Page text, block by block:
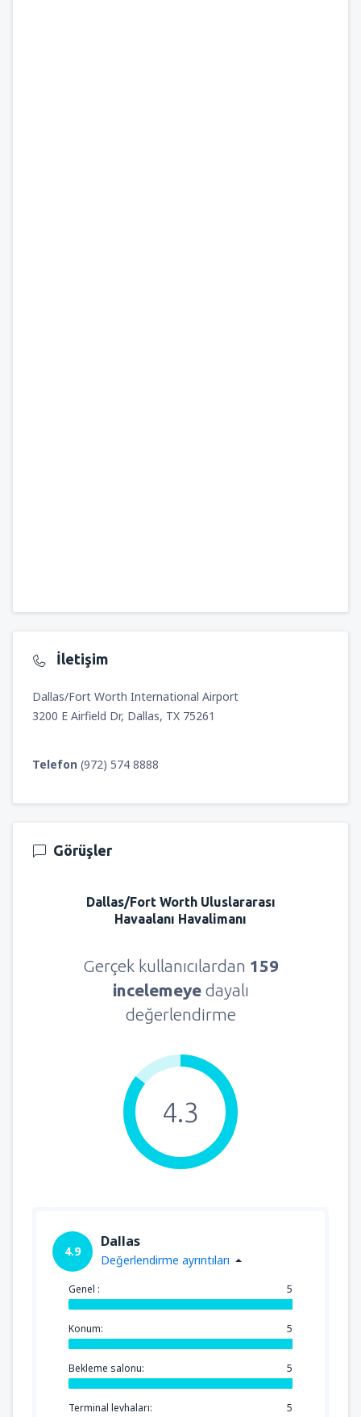
İletişim
Dallas/Fort Worth International Airport
3200 E Airfield Dr, Dallas, TX 75261
Telefon (972) 574 8888
Görüşler
Dallas/Fort Worth Uluslararası
Havaalanı Havalimanı
Gerçek kullanıcılardan 159
incelemeye dayalı
değerlendirme
4.3
4.9
Dallas
Değerlendirme ayrıntıları
Genel : 5
Konum: 5
Bekleme salonu: 5
Terminal levhaları: 5